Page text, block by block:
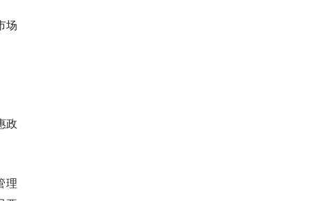
场
政
理